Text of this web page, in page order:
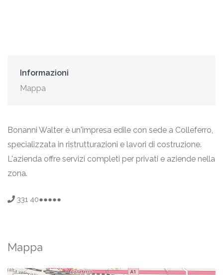
Informazioni
Mappa
Bonanni Walter è un'impresa edile con sede a Colleferro,
specializzata in ristrutturazioni e lavori di costruzione.
L'azienda offre servizi completi per privati e aziende nella
zona.
331 40●●●●●
Mappa